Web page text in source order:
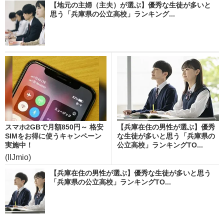
【地元の主婦（主夫）が選ぶ】優秀な生徒が多いと
思う「兵庫県の公立高校」ランキング...
スマホ2GBで月額850円～ 格安
SIMをお得に使うキャンペーン
実施中！
(IIJmio)
【兵庫在住の男性が選ぶ】優秀
な生徒が多いと思う「兵庫県の
公立高校」ランキングTO...
【兵庫在住の男性が選ぶ】優秀な生徒が多いと思う
「兵庫県の公立高校」ランキングTO...